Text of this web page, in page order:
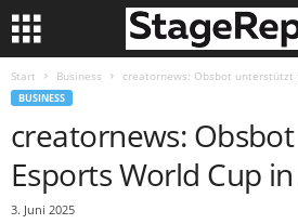
Start Business creatornews: Obsbot unterstützt
BUSINESS
creatornews:
Esports World Cup
3. Juni 2025